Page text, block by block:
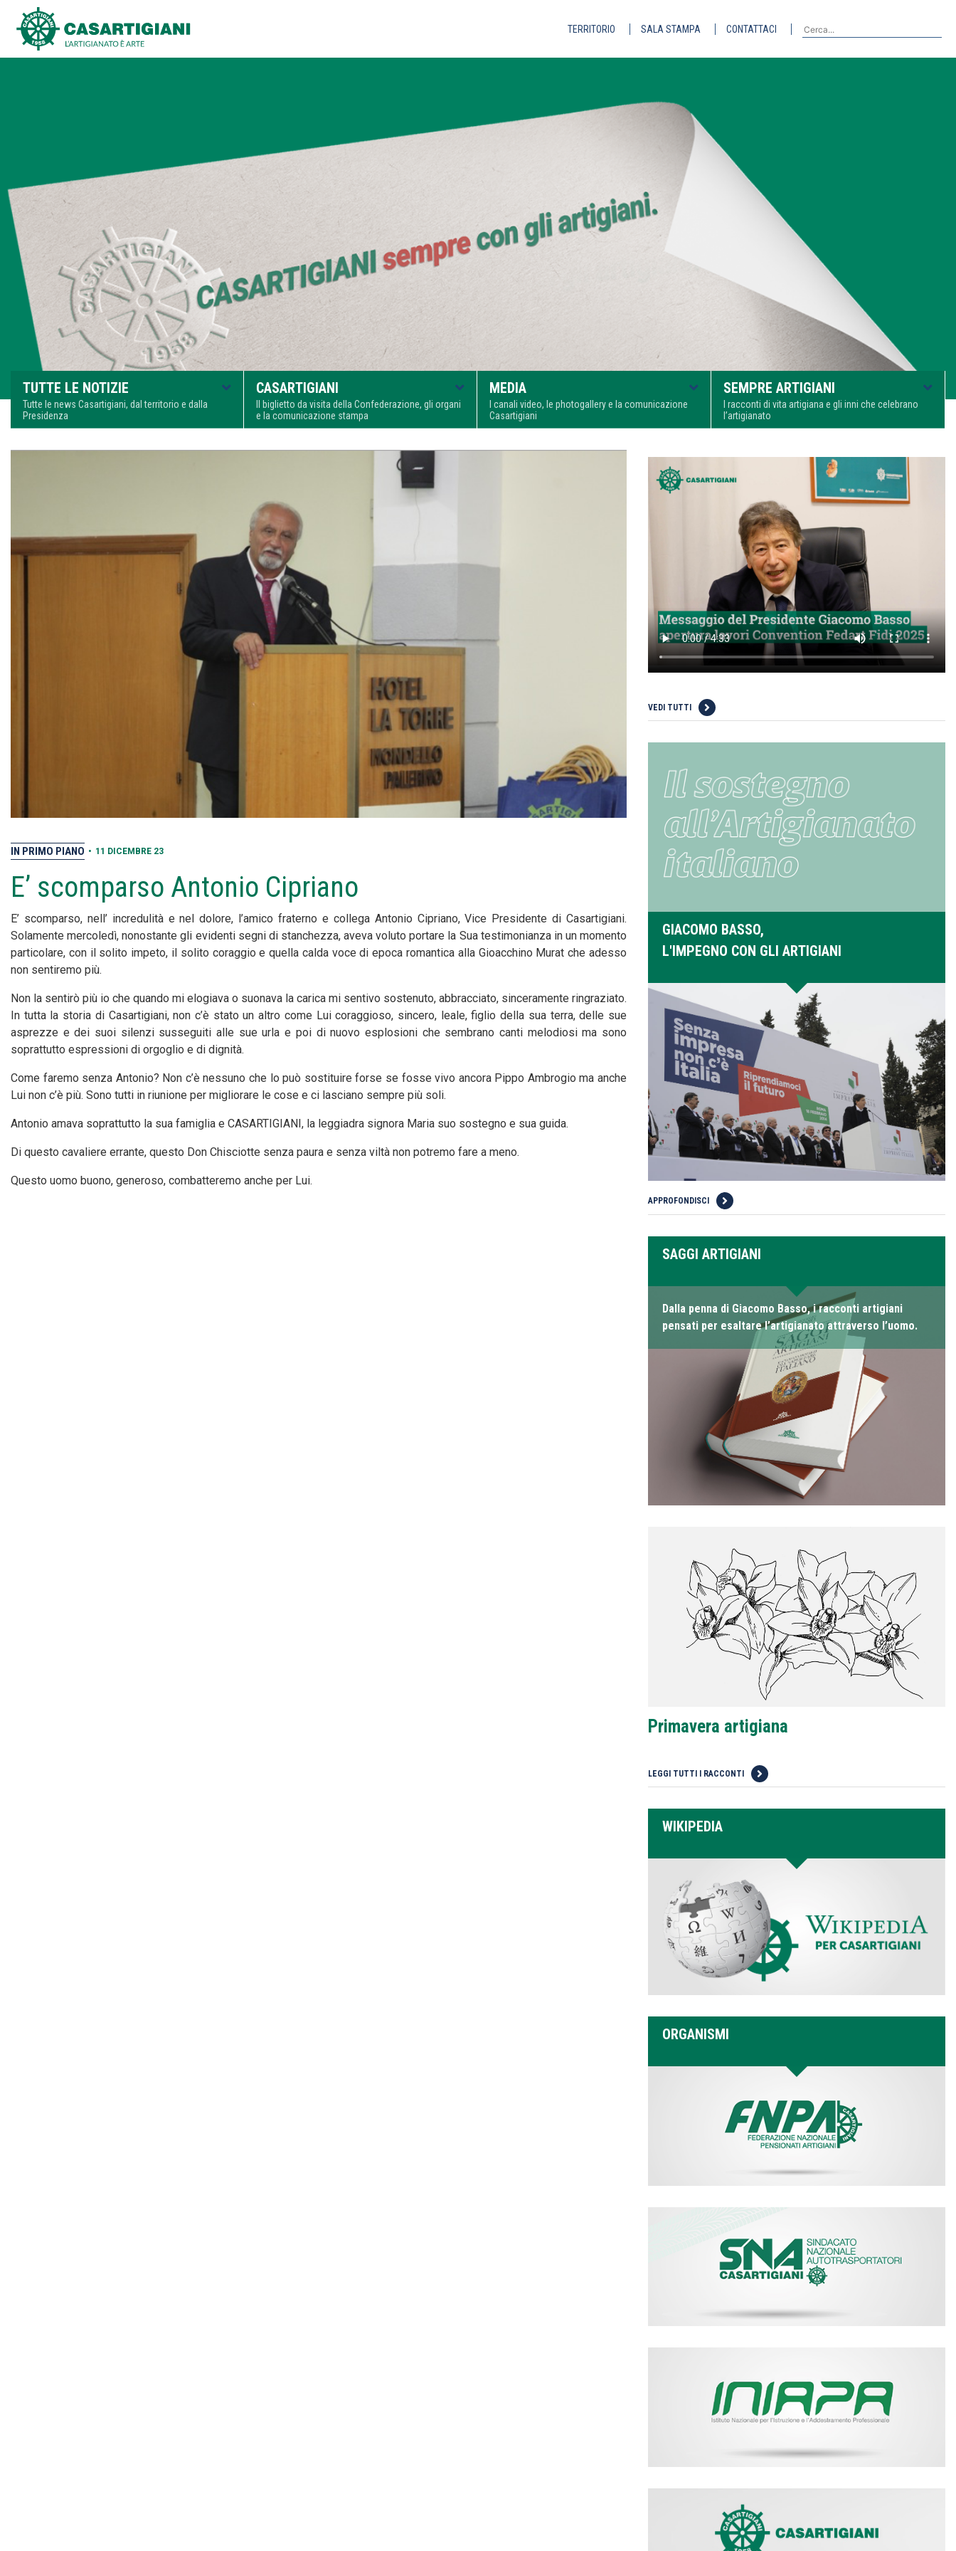
TERRITORIO SALA STAMPA CONTATTACI
TUTTE LE NOTIZIE
Tutte le news Casartigiani, dal territorio e dalla
Presidenza
CASARTIGIANI
Il biglietto da visita della Confederazione, gli organi
e la comunicazione stampa
MEDIA
I canali video, le photogallery e la comunicazione
Casartigiani
SEMPRE ARTIGIANI
I racconti di vita artigiana e gli inni che celebrano
l’artigianato
IN PRIMO PIANO • 11 DICEMBRE 23
E’ scomparso Antonio Cipriano
E’ scomparso, nell’ incredulità e nel dolore, l’amico fraterno e collega Antonio Cipriano, Vice Presidente di Casartigiani.
Solamente mercoledì, nonostante gli evidenti segni di stanchezza, aveva voluto portare la Sua testimonianza in un momento
particolare, con il solito impeto, il solito coraggio e quella calda voce di epoca romantica alla Gioacchino Murat che adesso
non sentiremo più.
Non la sentirò più io che quando mi elogiava o suonava la carica mi sentivo sostenuto, abbracciato, sinceramente ringraziato.
In tutta la storia di Casartigiani, non c’è stato un altro come Lui coraggioso, sincero, leale, figlio della sua terra, delle sue
asprezze e dei suoi silenzi susseguiti alle sue urla e poi di nuovo esplosioni che sembrano canti melodiosi ma sono
soprattutto espressioni di orgoglio e di dignità.
Come faremo senza Antonio? Non c’è nessuno che lo può sostituire forse se fosse vivo ancora Pippo Ambrogio ma anche
Lui non c’è più. Sono tutti in riunione per migliorare le cose e ci lasciano sempre più soli.
Antonio amava soprattutto la sua famiglia e CASARTIGIANI, la leggiadra signora Maria suo sostegno e sua guida.
Di questo cavaliere errante, questo Don Chisciotte senza paura e senza viltà non potremo fare a meno.
Questo uomo buono, generoso, combatteremo anche per Lui.
VEDI TUTTI
GIACOMO BASSO,
L'IMPEGNO CON GLI ARTIGIANI
APPROFONDISCI
SAGGI ARTIGIANI
Dalla penna di Giacomo Basso, i racconti artigiani
pensati per esaltare l’artigianato attraverso l’uomo.
Primavera artigiana
LEGGI TUTTI I RACCONTI
WIKIPEDIA
ORGANISMI